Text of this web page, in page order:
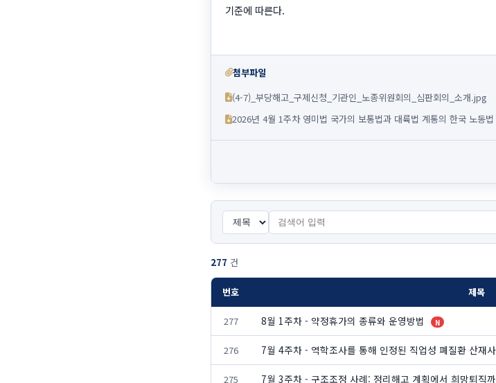
기준에 따른다.
첨부파일
(4-7)_부당해고_구제신청_기관인_노종위원회의_심판회의_소개.jpg
2026년 4월 1주차 영미법 국가의 보통법과 대륙법 계통의 한국 노동
277 건
번호 제목
277 8월 1주차 - 약정휴가의 종류와 운영방법 N
276 7월 4주차 - 역학조사를 통해 인정된 직업성 폐질환 산재
275 7월 3주차 - 구조조정 사례: 정리해고 계획에서 희망퇴직